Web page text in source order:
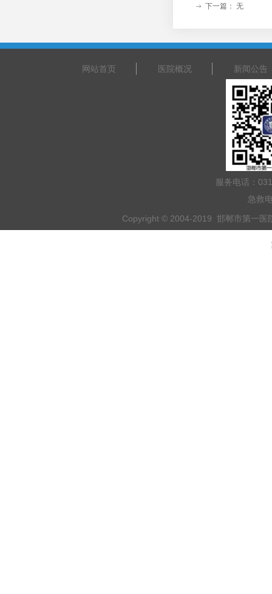
ꁹ 下一篇： 无
服务电话：
急救
Copyright © 2004-2019 邯郸市第一
乘车路线：乘坐
网站首页 医院概况 新闻公告